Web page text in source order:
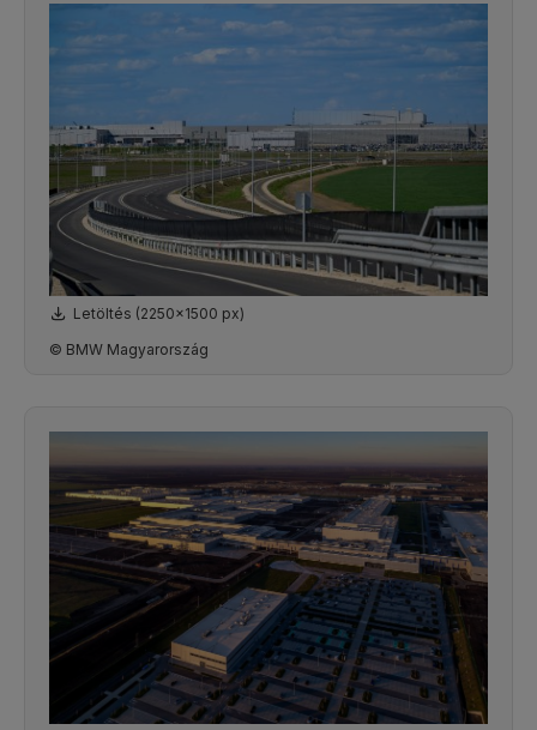
Letöltés (2250x1500 px)
© BMW Magyarország